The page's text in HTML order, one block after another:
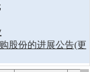
股份的进展公告(更